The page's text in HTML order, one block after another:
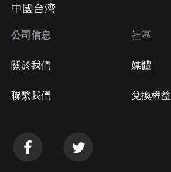
中國台湾
公司信息
關於我們
聯繫我們
社區
媒體
兌換權益